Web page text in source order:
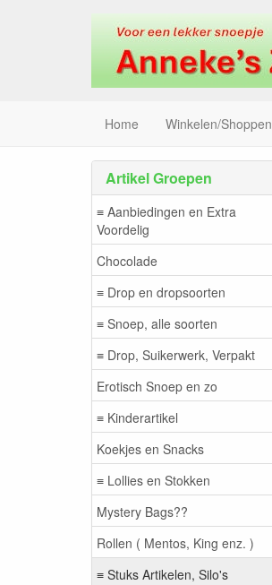
Home Winkelen/Shoppen
Artikel Groepen
≡ Aanbiedingen en Extra
Voordelig
Chocolade
≡ Drop en dropsoorten
≡ Snoep, alle soorten
≡ Drop, Suikerwerk, Verpakt
Erotisch Snoep en zo
≡ Kinderartikel
Koekjes en Snacks
≡ Lollies en Stokken
Mystery Bags??
Rollen ( Mentos, King enz. )
≡ Stuks Artikelen, Silo's